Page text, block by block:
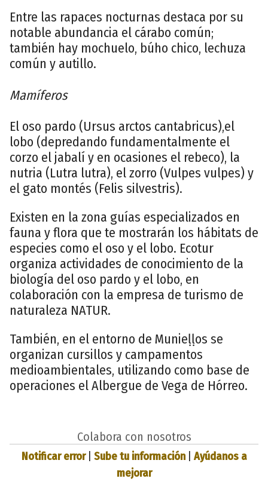
Entre las rapaces nocturnas destaca por su
notable abundancia el cárabo común;
también hay mochuelo, búho chico, lechuza
común y autillo.
Mamíferos
El oso pardo (Ursus arctos cantabricus),el
lobo (depredando fundamentalmente el
corzo el jabalí y en ocasiones el rebeco), la
nutria (Lutra lutra), el zorro (Vulpes vulpes) y
el gato montés (Felis silvestris).
Existen en la zona guías especializados en
fauna y flora que te mostrarán los hábitats de
especies como el oso y el lobo. Ecotur
organiza actividades de conocimiento de la
biología del oso pardo y el lobo, en
colaboración con la empresa de turismo de
naturaleza NATUR.
También, en el entorno de Munieḷḷos se
organizan cursillos y campamentos
medioambientales, utilizando como base de
operaciones el Albergue de Vega de Hórreo.
Colabora con nosotros
Notificar error| Sube tu información| Ayúdanos a
mejorar